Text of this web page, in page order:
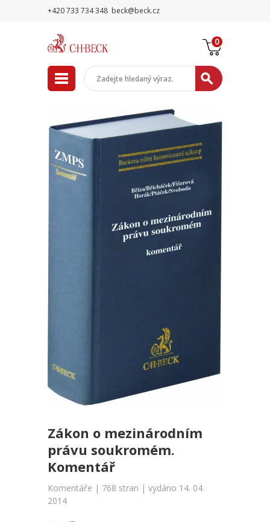
+420 733 734 348 beck@beck.cz
0
Zákon o mezinárodním
právu soukromém.
Komentář
Komentáře | 768 stran | vydáno 14. 04.
2014